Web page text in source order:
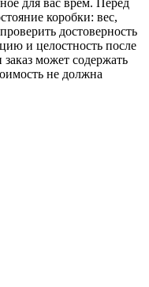
коробки: вес,
достоверность
и целостность после
может содержать
не должна